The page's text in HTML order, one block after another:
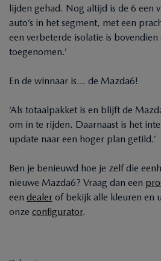
lijden gehad. Nog altijd is de 6 een
auto’s in het segment, met een
een verbeterde isolatie is
toegenomen.’
En de winnaar is… de Mazda6!
‘Als totaalpakket is en blijft de
om in te rijden. Daarnaast is het
update naar een hoger plan getild.’
Ben je benieuwd hoe je zelf die
nieuwe Mazda6? Vraag dan een
een dealer of bekijk alle kleuren en
onze configurator.